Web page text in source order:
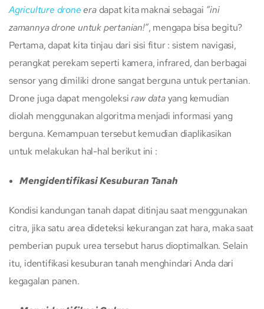
Agriculture droneera dapat kita maknai sebagai “ini
zamannya drone untuk pertanian!”, mengapa bisa begitu?
Pertama, dapat kita tinjau dari sisi fitur : sistem navigasi,
perangkat perekam seperti kamera, infrared, dan berbagai
sensor yang dimiliki drone sangat berguna untuk pertanian.
Drone juga dapat mengoleksiraw datayang kemudian
diolah menggunakan algoritma menjadi informasi yang
berguna. Kemampuan tersebut kemudian diaplikasikan
untuk melakukan hal-hal berikut ini :
Mengidentifikasi Kesuburan Tanah
Kondisi kandungan tanah dapat ditinjau saat menggunakan
citra, jika satu area dideteksi kekurangan zat hara, maka saat
pemberian pupuk urea tersebut harus dioptimalkan. Selain
itu, identifikasi kesuburan tanah menghindari Anda dari
kegagalan panen.